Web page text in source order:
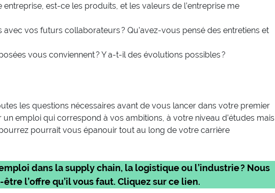
est-ce les produits, et les valeurs de l’entreprise me
vos futurs collaborateurs ? Qu’avez-vous pensé des entretiens et
vous conviennent ? Y a-t-il des évolutions possibles ?
les questions nécessaires avant de vous lancer dans votre premier
emploi qui correspond à vos ambitions, à votre niveau d’études mais
pourrait vous épanouir tout au long de votre carrière
dans la supply chain, la logistique ou l’industrie ? Nous
l’offre qu’il vous faut. Cliquez sur ce lien.